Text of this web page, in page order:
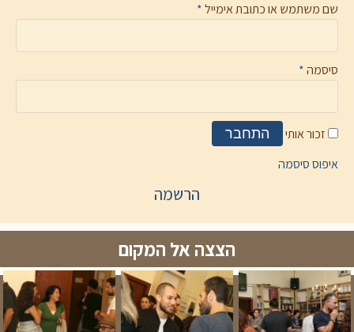
שם משתמש או כתובת אימייל*
סיסמה*
זכור אותי התחבר
איפוס סיסמה
הרשמה
הצצה אל המקום